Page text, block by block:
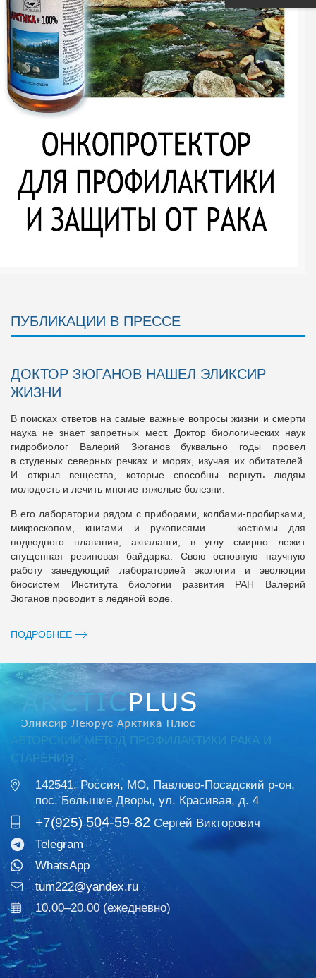
ПУБЛИКАЦИИ В ПРЕССЕ
ДОКТОР ЗЮГАНОВ НАШЕЛ ЭЛИКСИР
ЖИЗНИ
В поисках ответов на самые важные вопросы жизни и смерти
наука не знает запретных мест. Доктор биологических наук
гидробиолог Валерий Зюганов буквально годы провел
в студеных северных речках и морях, изучая их обитателей.
И открыл вещества, которые способны вернуть людям
молодость и лечить многие тяжелые болезни.
В его лаборатории рядом с приборами, колбами-пробирками,
микроскопом, книгами и рукописями — костюмы для
подводного плавания, акваланги, в углу смирно лежит
спущенная резиновая байдарка. Свою основную научную
работу заведующий лабораторией экологии и эволюции
биосистем Института биологии развития РАН Валерий
Зюганов проводит в ледяной воде.
ПОДРОБНЕЕ
АВТОРСКИЙ МЕТОД ПРОФИЛАКТИКИ РАКА И
СТАРЕНИЯ
142541, Россия, МО, Павлово-Посадский р-он,
пос. Большие Дворы, ул. Красивая, д. 4
+7(925) 504-59-82 Сергей Викторович
Telegram
WhatsApp
tum222@yandex.ru
10.00–20.00 (ежедневно)